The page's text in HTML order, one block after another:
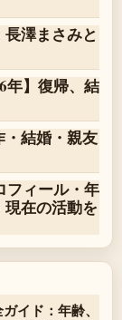
澤まさみと
年】復帰、結
結婚・親友
フィール・年
在の活動を
イド：年齢、